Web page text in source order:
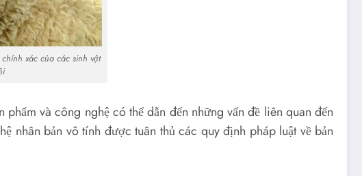
xác của các sinh vật
và công nghệ có thể dẫn đến những vấn đề liên quan đến
nhân bản vô tính được tuân thủ các quy định pháp luật về bản